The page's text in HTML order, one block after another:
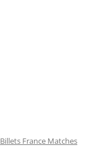
Billets France Matches